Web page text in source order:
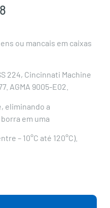
ou mancais em caixas
224, Cincinnati Machine
AGMA 9005-E02.
eliminando a
em uma
– 10°C até 120°C).